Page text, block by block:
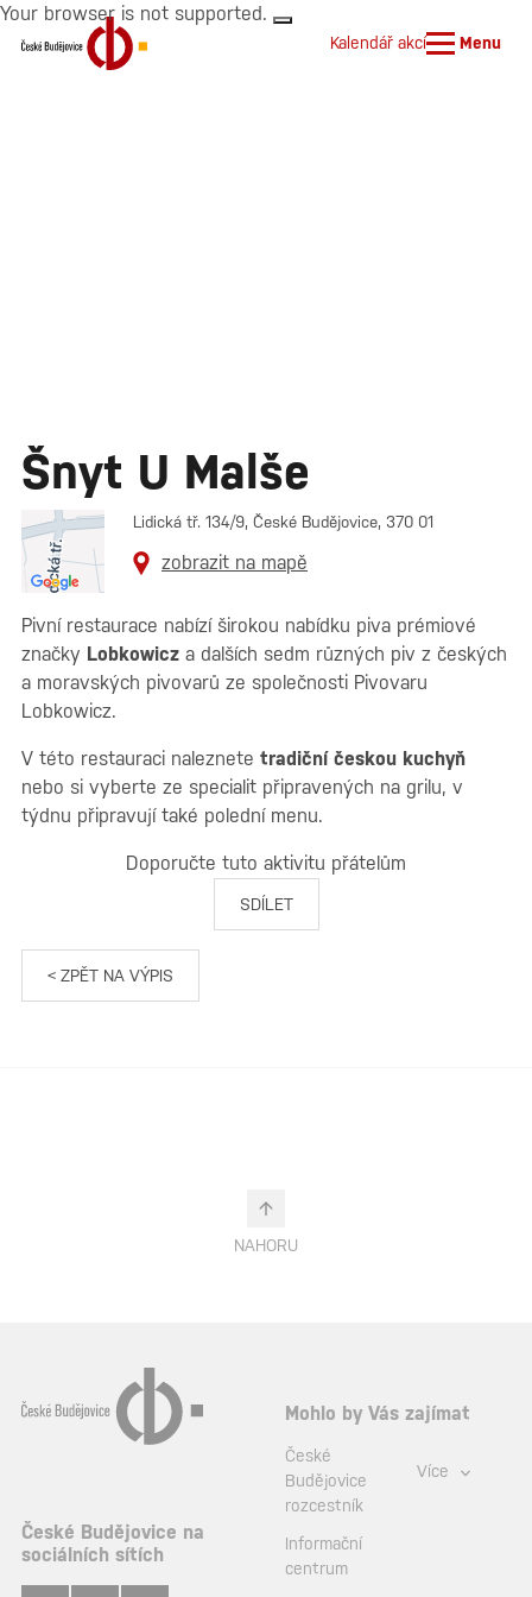
Your browser is not supported.
Kalendář akcí Menu
Šnyt U Malše
Lidická tř. 134/9, České Budějovice, 370 01
zobrazit na mapě
Pivní restaurace nabízí širokou nabídku piva prémiové
značky Lobkowicz a dalších sedm různých piv z českých
a moravských pivovarů ze společnosti Pivovaru
Lobkowicz.
V této restauraci naleznete tradiční českou kuchyň
nebo si vyberte ze specialit připravených na grilu, v
týdnu připravují také polední menu.
Doporučte tuto aktivitu přátelům
SDÍLET
< ZPĚT NA VÝPIS
NAHORU
České Budějovice na
sociálních sítích
Mohlo by Vás zajímat
České
Budějovice
rozcestník
Informační
centrum
Více